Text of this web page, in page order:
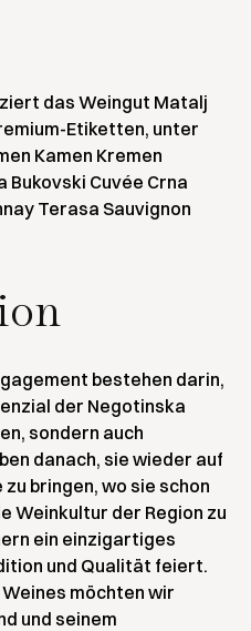
das Weingut Matalj
Etiketten, unter
Kamen Kremen
Bukovski Cuvée Crna
Terasa Sauvignon
bestehen darin,
der Negotinska
sondern auch
danach, sie wieder auf
bringen, wo sie schon
Weinkultur der Region zu
ein einzigartiges
und Qualität feiert.
möchten wir
und seinem